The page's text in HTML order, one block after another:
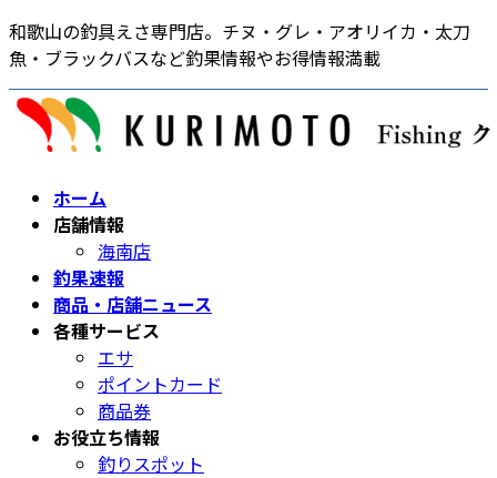
コ
ン
テ
ン
ナ
ビ
ゲ
ー
和歌山の釣具えさ専門店。チヌ・グレ・アオリイカ・太刀
魚・ブラックバスなど釣果情報やお得情報満載
ホーム
店舗情報
海南店
釣果速報
商品・店舗ニュース
各種サービス
エサ
ポイントカード
商品券
お役立ち情報
釣りスポット